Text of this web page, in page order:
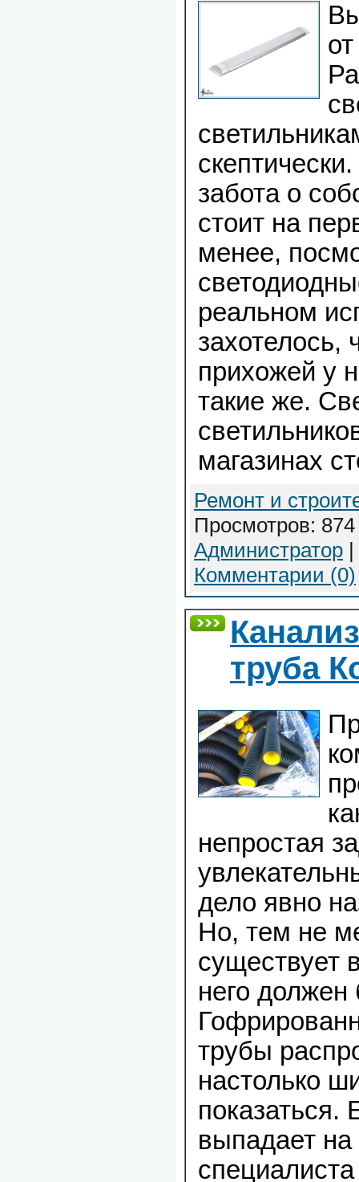
забота о
стоит на
менее,
реальном
захотелось,
прихожей у
такие же.
магазинах
Ремонт и
Просмотров:
Администратор
Комментарии (0)
труба
непростая
дело явно
Но, тем не
существует
него должен
трубы
настолько
показаться.
выпадает